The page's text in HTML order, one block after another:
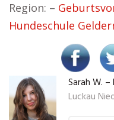
Region: –
Hundeschule
Sarah W.
Luckau